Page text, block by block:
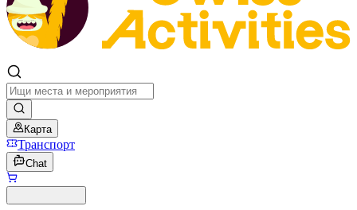
Карта
Транспорт
Chat